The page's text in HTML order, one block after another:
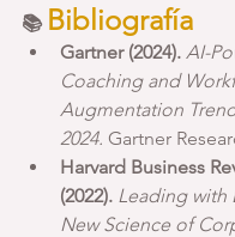
📚 Bibliografía
Gartner (2024). AI-
Coaching and
Augmentation
2024. Gartner
Harvard Business
(2022). Leading with
New Science of